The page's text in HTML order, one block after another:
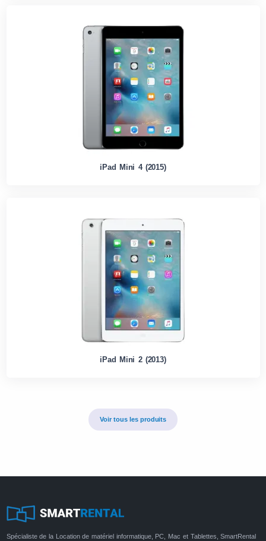
iPad Mini 4 (2015)
iPad Mini 2 (2013)
Voir tous les produits
Spécialiste de la Location de matériel informatique, PC, Mac et Tablettes, SmartRental